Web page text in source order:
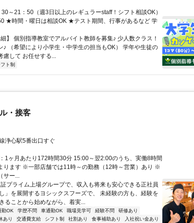
～21：50（週3日以上のレギュラーstaff！シフト相談OK）
★時間・曜日は相談OK ★テスト期間、行事があるなど 学
】 個別指導教室でアルバイト教師を募集♪ 少人数クラス！
♪ （希望により小学生・中学生の担当もOK） 学年や生徒の
慮して お任せする...
ト制
・接客
浄心駅5番出口すぐ
1ヶ月あたり172時間30分 15:00～翌2:00のうち、実働8時間
ります ※一部店舗では11時～の勤務（12時～営業）あり ※
サー...
プライム上場グループで、収入も将来も安心できる正社員
」を展開するヨシックスフーズで、 未経験の方も、経験を
ることから始めながら、着実...
勤OK 学歴不問 車通勤OK 職場見学可 経験不問
研修あり
あり 交通費支給 シフト制 社割あり 食事補助あり 入社祝い金あり